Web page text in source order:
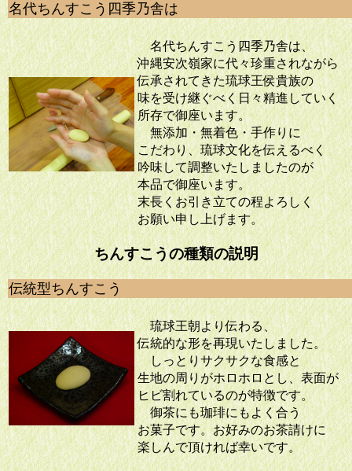
名代ちんすこう四季乃舎は
名代ちんすこう四季乃舎は、
沖縄安次嶺家に代々珍重されながら
伝承されてきた琉球王侯貴族の
味を受け継ぐべく日々精進していく
所存で御座います。
無添加・無着色・手作りに
こだわり、琉球文化を伝えるべく
吟味して調整いたしましたのが
本品で御座います。
末長くお引き立ての程よろしく
お願い申し上げます。
ちんすこうの種類の説明
伝統型ちんすこう
琉球王朝より伝わる、
伝統的な形を再現いたしました。
しっとりサクサクな食感と
生地の周りがホロホロとし、表面が
ヒビ割れているのが特徴です。
御茶にも珈琲にもよく合う
お菓子です。お好みのお茶請けに
楽しんで頂ければ幸いです。